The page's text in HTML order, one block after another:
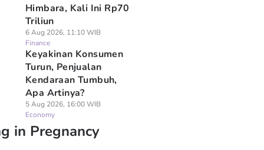
Himbara, Kali Ini Rp70
Triliun
6 Aug 2026, 11:10 WIB
Finance
Keyakinan Konsumen
Turun, Penjualan
Kendaraan Tumbuh,
Apa Artinya?
5 Aug 2026, 16:00 WIB
Economy
in Pregnancy